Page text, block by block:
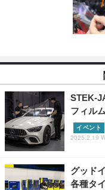
STEK-
フィル
イベント
2025.2.19
グッド
各種タ